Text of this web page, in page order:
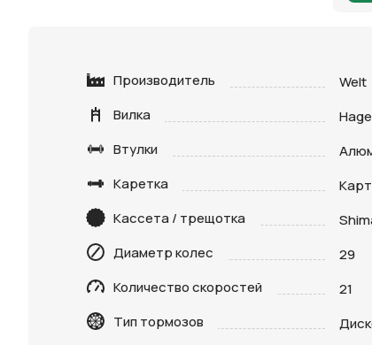
Производитель
Welt
Вилка
Втулки
Каретка
Кассета / трещотка
Диаметр колес
29
Количество скоростей
21
Тип тормозов